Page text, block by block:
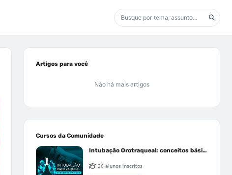
Artigos para você
Não há mais artigos
Cursos da Comunidade
Intubação Orotraqueal: conceitos básicos
26 alunos inscritos